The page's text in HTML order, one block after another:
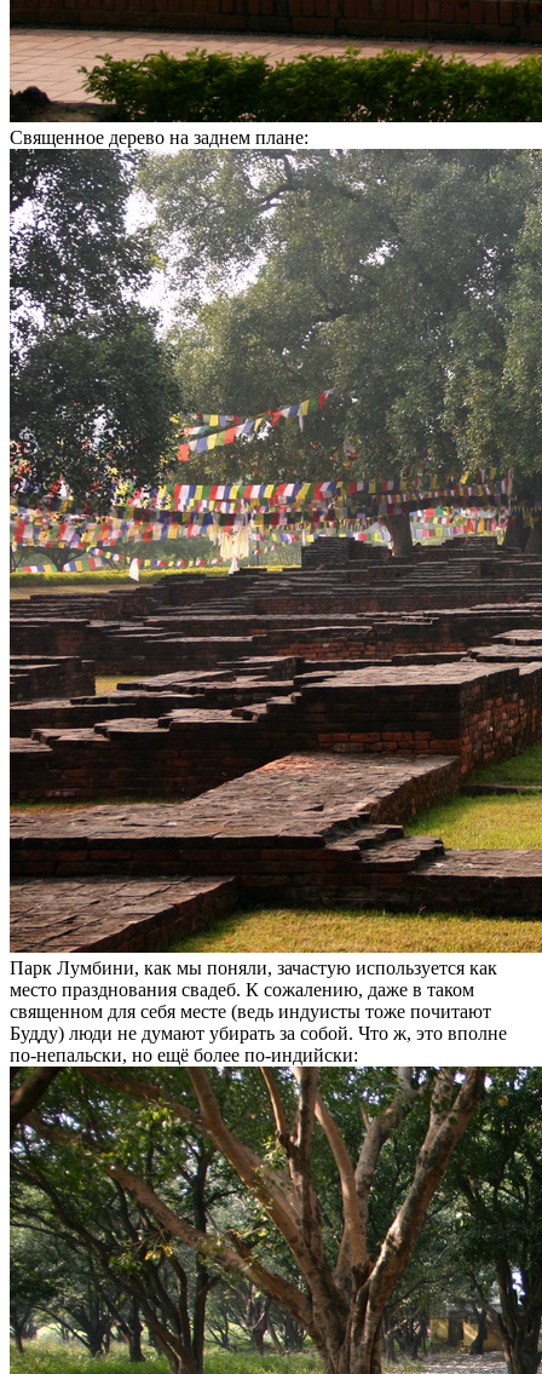
Священное дерево на заднем плане:
Парк Лумбини, как мы поняли, зачастую используется как
место празднования свадеб. К сожалению, даже в таком
священном для себя месте (ведь индуисты тоже почитают
Будду) люди не думают убирать за собой. Что ж, это вполне
по-непальски, но ещё более по-индийски: